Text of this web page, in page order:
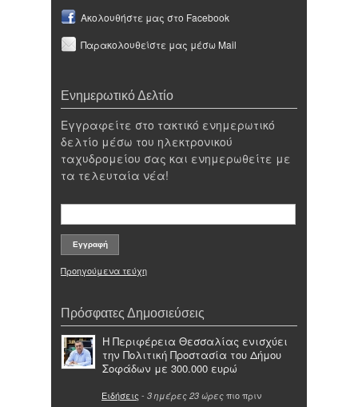
Ακολουθήστε μας στο Facebook
Παρακολουθείστε μας μέσω Mail
Ενημερωτικό Δελτίο
Εγγραφείτε στο τακτικό ενημερωτικό
δελτίο μέσω του ηλεκτρονικού
ταχυδρομείου σας και ενημερωθείτε με
τα τελευταία νέα!
Προηγούμενα τεύχη
Πρόσφατες Δημοσιεύσεις
Η Περιφέρεια Θεσσαλίας ενισχύει
την Πολιτική Προστασία του Δήμου
Σοφάδων με 300.000 ευρώ
Ειδήσεις - 3 ημέρες 23 ώρες πιο πριν